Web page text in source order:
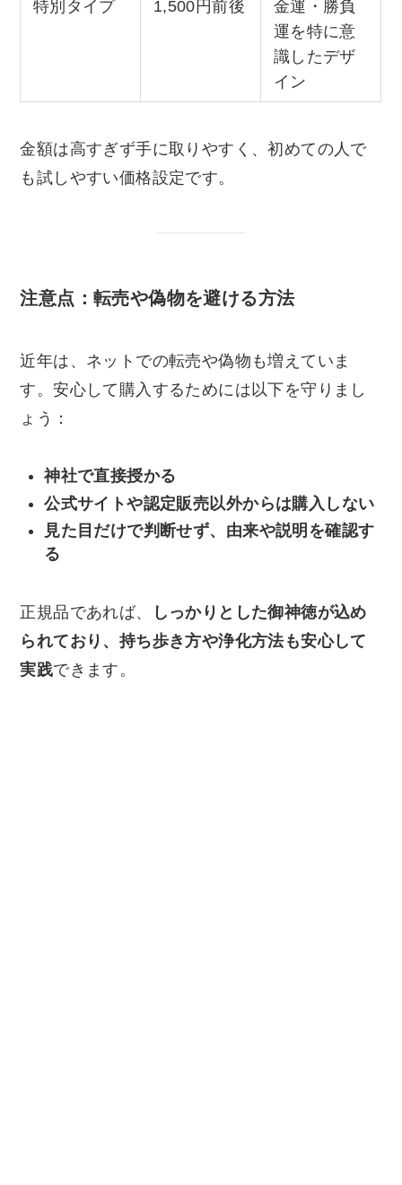
特別タイプ 1,500円前後
金運・勝負
運を特に意
識したデザ
イン
金額は高すぎず手に取りやすく、初めての人で
も試しやすい価格設定です。
注意点：転売や偽物を避ける方法
近年は、ネットでの転売や偽物も増えていま
す。安心して購入するためには以下を守りまし
ょう：
神社で直接授かる
公式サイトや認定販売以外からは購入しない
見た目だけで判断せず、由来や説明を確認す
る
正規品であれば、
しっかりとした御神徳が込め
られており、持ち歩き方や浄化方法も安心して
実践できます。